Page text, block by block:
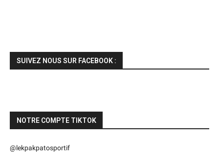
SUIVEZ NOUS SUR FACEBOOK :
NOTRE COMPTE TIKTOK
@lekpakpatosportif